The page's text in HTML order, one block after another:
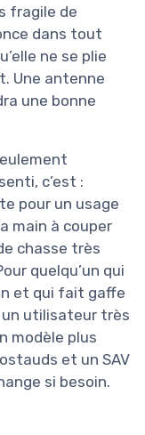
fragile de
dans tout
ne se plie
Une antenne
une bonne
c’est :
pour un usage
main à couper
chasse très
quelqu’un qui
et qui fait gaffe
un utilisateur très
modèle plus
et un SAV
si besoin.